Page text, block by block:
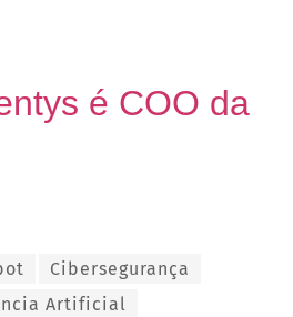
é COO da
Cibersegurança
Artificial